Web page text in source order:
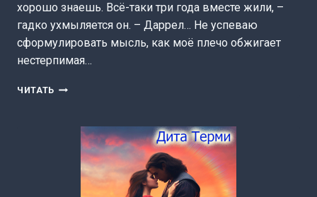
хорошо знаешь. Всё-таки три года вместе жили, –
гадко ухмыляется он. – Даррел… Не успеваю
сформулировать мысль, как моё плечо обжигает
нестерпимая…
ЧИТАТЬ БЫВШИЕ.
ВЕДЬМУ
(ДИТА
ТЕРМИ)